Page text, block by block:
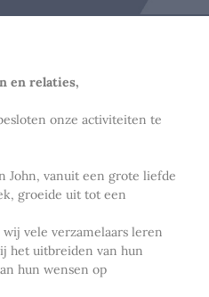
en relaties,
onze activiteiten te
John, vanuit een grote liefde
groeide uit tot een
vele verzamelaars leren
het uitbreiden van hun
hun wensen op